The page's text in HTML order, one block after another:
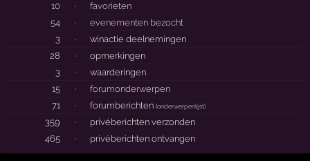
10
·
favorieten
54
·
evenementen bezocht
3
·
winactie deelnemingen
28
·
opmerkingen
3
·
waarderingen
15
·
forumonderwerpen
71
· forumberichten(onderwerpenlijst)
359 ·
privéberichten verzonden
465
· privéberichten ontvangen